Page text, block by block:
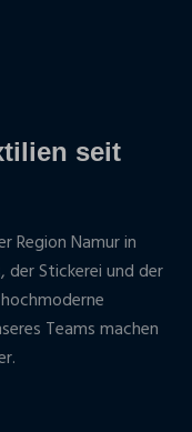
seit
Region Namur in
der Stickerei und der
Teams machen